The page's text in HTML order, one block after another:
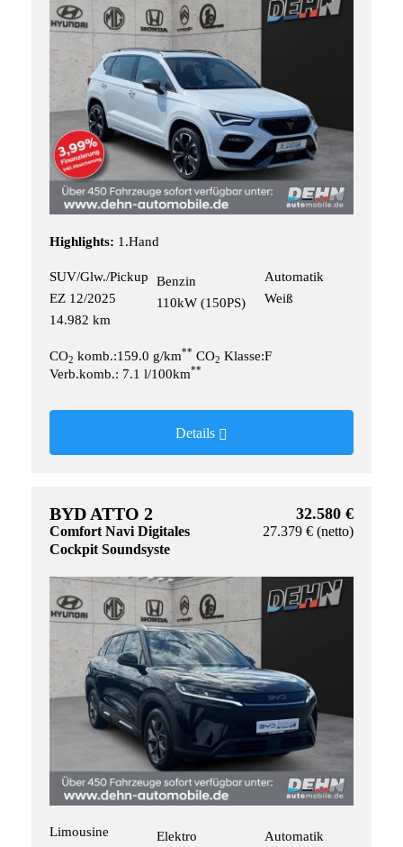
Highlights: 1.Hand
SUV/Glw./Pickup
EZ 12/2025
14.982 km
Benzin
110kW (150PS)
Automatik
Weiß
CO2 komb.:159.0 g/km** CO2 Klasse:F
Verb.komb.: 7.1 l/100km**
Details
BYD ATTO 2
Comfort Navi Digitales
Cockpit Soundsyste
32.580 €
27.379 € (netto)
Limousine
Elektro Automatik